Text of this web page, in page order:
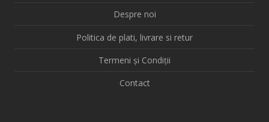
Despre noi
Politica de plati, livrare si retur
Termeni și Condiții
Contact